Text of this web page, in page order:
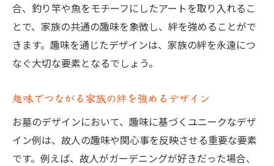
合、釣り竿や魚をモチーフにしたアートを取り入れるこ
とで、家族の共通の趣味を象徴し、絆を強めることがで
きます。趣味を通じたデザインは、家族の絆を永遠につ
なぐ大切な要素となるでしょう。
趣味でつながる家族の絆を強めるデザイン
お墓のデザインにおいて、趣味に基づくユニークなデザ
イン例は、故人の趣味や関心事を反映させる重要な要素
です。例えば、故人がガーデニングが好きだった場合、